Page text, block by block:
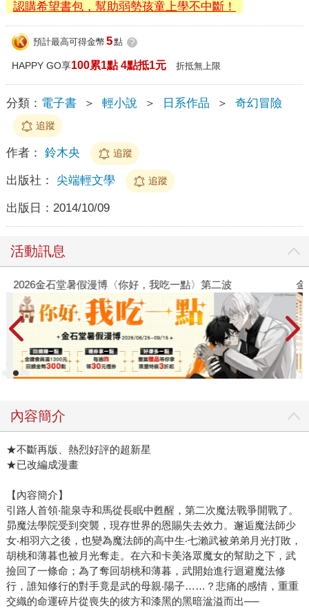
認購希望書包，幫助弱勢孩童上學不中斷！
預計最高可得金幣 5點 ?
HAPPY GO享100累1點 4點抵1元 折抵無上限
分類： 電子書 ＞ 輕小說 ＞ 日系作品 ＞ 奇幻冒險
追蹤
作者： 鈴木央 追蹤
出版社： 尖端輕文學 追蹤
出版日： 2014/10/09
活動訊息
2026金石堂暑假漫博〈你好，我吃一點〉第二波 金
內容簡介
★不斷再版、熱烈好評的超新星
★已改編成漫畫
【內容簡介】
引路人首領‧龍泉寺和馬從長眠中甦醒，第二次魔法戰爭開戰了。
昴魔法學院受到突襲，現存世界的恩賜失去效力。邂逅魔法師少
女‧相羽六之後，也變為魔法師的高中生‧七瀨武被弟弟月光打敗，
胡桃和薄暮也被月光奪走。在六和卡美洛眾魔女的幫助之下，武
撿回了一條命；為了奪回胡桃和薄暮，武開始進行迴避魔法修
行，誰知修行的對手竟是武的母親‧陽子……？悲痛的感情，重重
交織的命運碎片從喪失的彼方和漆黑的黑暗湓溢而出──